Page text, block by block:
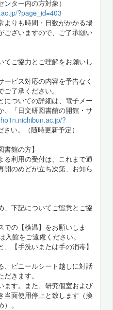
ター内の方対象）
?page_id=403
よりも時間・日数がかかる場
ございますので、ご了承願い
ご協力とご理解をお願いし
ービス対応の内容を予告なく
了承ください。
についての詳細は、電子メー
、「日文研図書館の開館・サ
?
さい。（随時更新予定）
書館の方】
る利用の受付は、これまで通
開のめどが立ち次第、お知ら
下記についてご留意とご協
での【検温】をお願いしま
館をご遠慮ください。
、【手洗いまたは手の消毒】
、ビニールシート越しに対話
きます。
ます。また、研究個室および
当面使用停止と致します（換
。